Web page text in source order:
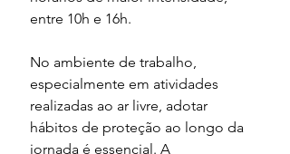
entre 10h e 16h.
No ambiente de trabalho,
especialmente em atividades
realizadas ao ar livre, adotar
hábitos de proteção ao longo da
jornada é essencial. A